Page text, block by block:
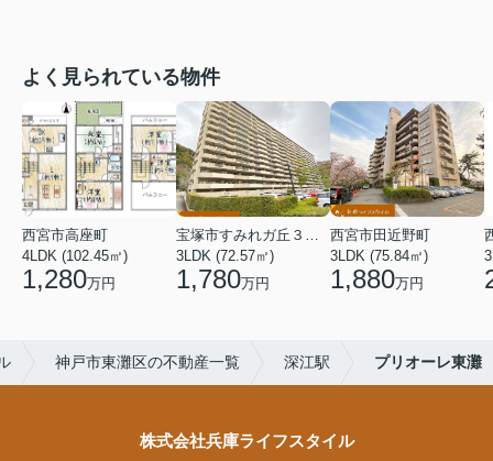
よく見られている物件
西宮市高座町
4LDK (102.45㎡)
1,280万円
宝塚市すみれガ丘３丁目
3LDK (72.57㎡)
1,780万円
西宮市田近野町
3LDK (75.84㎡)
1,880万円
神戸市東灘区の不動産一覧 深江駅 プリオーレ東灘
株式会社兵庫ライフスタイル